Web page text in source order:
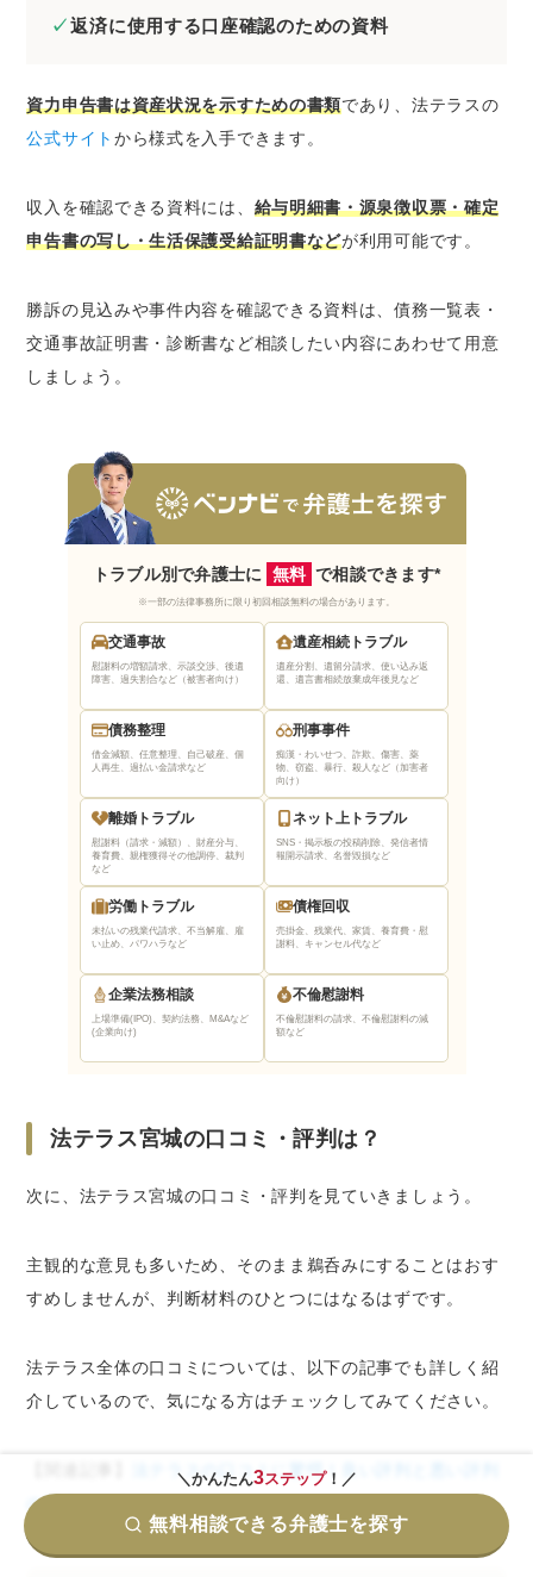
返済に使用する口座確認のための資料
資力申告書は資産状況を示すための書類であり、法テラスの
公式サイト から様式を入手できます。
収入を確認できる資料には、 給与明細書・源泉徴収票・確定
申告書の写し・生活保護受給証明書などが利用可能です。
勝訴の見込みや事件内容を確認できる資料は、債務一覧表・
交通事故証明書・診断書など相談したい内容にあわせて用意
しましょう。
トラブル別で弁護士に 無料 で相談できます*
※一部の法律事務所に限り初回相談無料の場合があります。
交通事故
慰謝料の増額請求、示談交渉、後遺
障害、過失割合など（被害者向け）
遺産相続トラブル
遺産分割、遺留分請求、使い込み返
還、遺言書相続放棄成年後見など
債務整理
借金減額、任意整理、自己破産、個
人再生、過払い金請求など
刑事事件
痴漢・わいせつ、詐欺、傷害、薬
物、窃盗、暴行、殺人など（加害者
向け）
離婚トラブル
慰謝料（請求・減額）、財産分与、
養育費、親権獲得その他調停、裁判
など
ネット上トラブル
SNS・掲示板の投稿削除、発信者情
報開示請求、名誉毀損など
労働トラブル
未払いの残業代請求、不当解雇、雇
い止め、パワハラなど
債権回収
売掛金、残業代、家賃、養育費・慰
謝料、キャンセル代など
企業法務相談
上場準備(IPO)、契約法務、M&Aなど
(企業向け)
不倫慰謝料
不倫慰謝料の請求、不倫慰謝料の減
額など
法テラス宮城の口コミ・評判は？
次に、法テラス宮城の口コミ・評判を見ていきましょう。
主観的な意見も多いため、そのまま鵜呑みにすることはおす
すめしませんが、判断材料のひとつにはなるはずです。
法テラス全体の口コミについては、以下の記事でも詳しく紹
介しているので、気になる方はチェックしてみてください。
法テラスの口コミに驚愕！良い評判と悪い評判
の理由とは？
＼かんたん3ステップ！／
無料相談できる弁護士を探す